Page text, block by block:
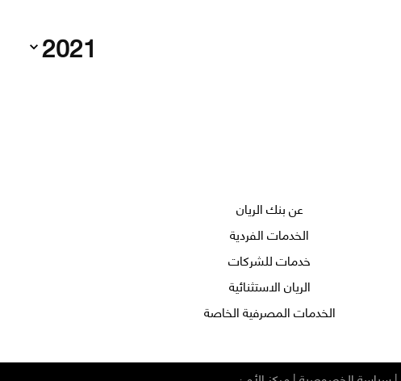
2021
عن بنك الريان
الخدمات الفردية
خدمات للشركات
الريان الاستثنائية
الخدمات المصرفية الخاصة